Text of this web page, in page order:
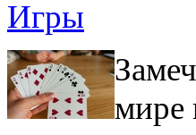
Игры
мире